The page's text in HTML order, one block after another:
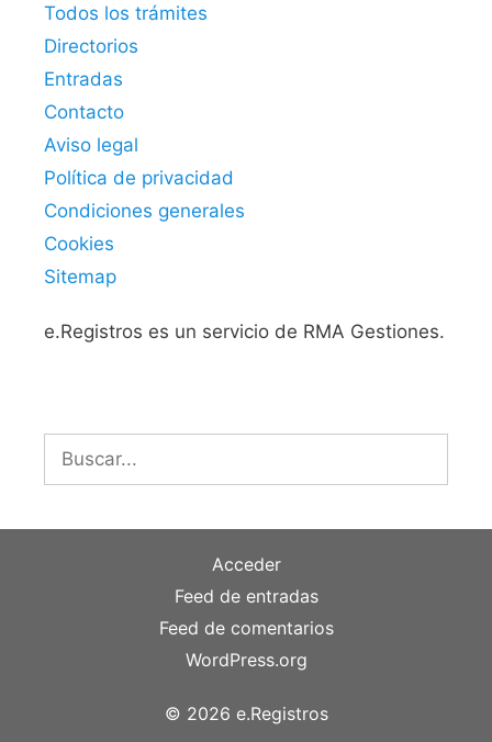
Todos los trámites
Directorios
Entradas
Contacto
Aviso legal
Política de privacidad
Condiciones generales
Cookies
Sitemap
e.Registros es un servicio de RMA Gestiones.
Buscar:
Acceder
Feed de entradas
Feed de comentarios
WordPress.org
© 2026 e.Registros